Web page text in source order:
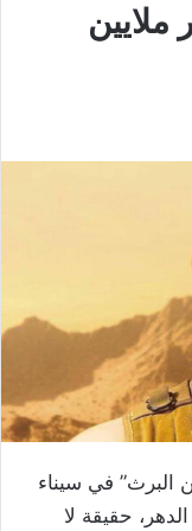
ملايين
البرث” في سيناء
حقيقة لا